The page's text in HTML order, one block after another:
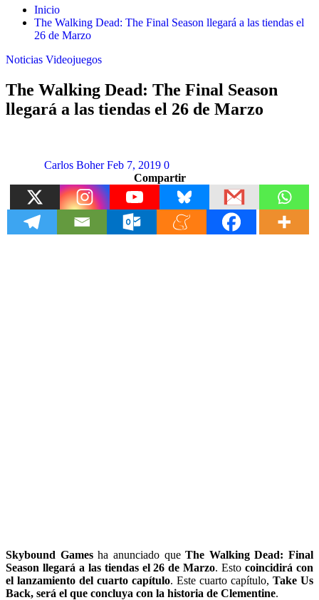
Inicio
The Walking Dead: The Final Season llegará a las tiendas el
26 de Marzo
Noticias Videojuegos
The Walking Dead: The Final Season
llegará a las tiendas el 26 de Marzo
Carlos Boher Feb 7, 2019 0
Compartir
Skybound Gamesha anunciado queThe Walking Dead: Final
Season llegará a las tiendas el 26 de Marzo. Estocoincidirá con
el lanzamiento del cuarto capítulo. Este cuarto capítulo, Take Us
Back, será el que concluya con la historia de Clementine.